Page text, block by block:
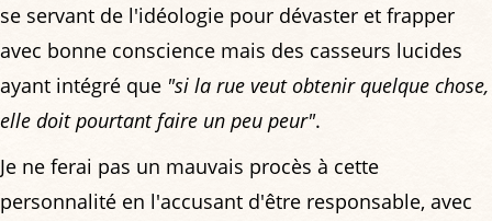
se servant de l'idéologie pour dévaster et frapper
avec bonne conscience mais des casseurs lucides
ayant intégré que "si la rue veut obtenir quelque chose,
elle doit pourtant faire un peu peur".
Je ne ferai pas un mauvais procès à cette
personnalité en l'accusant d'être responsable, avec